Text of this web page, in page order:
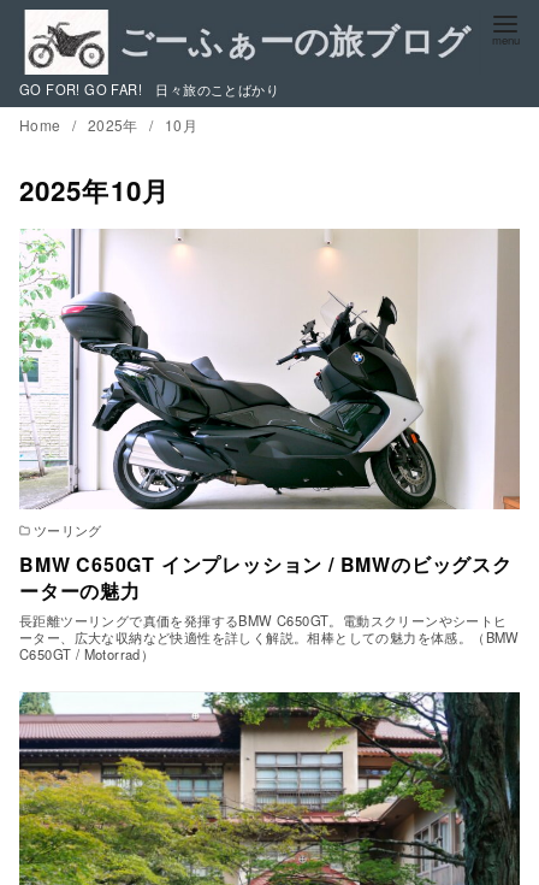
ン
GO FOR! GO FAR! 日々旅のことばかり
Home 2025年 10月
2025年10月
ツーリング
BMW C650GT インプレッション / BMWのビッグスク
ーターの魅力
長距離ツーリングで真価を発揮するBMW C650GT。電動スクリーンやシートヒ
ーター、広大な収納など快適性を詳しく解説。相棒としての魅力を体感。（BMW
C650GT / Motorrad）